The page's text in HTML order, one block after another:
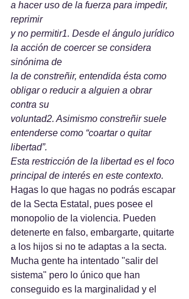
a hacer uso de la fuerza para impedir,
reprimir
y no permitir1. Desde el ángulo jurídico
la acción de coercer se considera
sinónima de
la de constreñir, entendida ésta como
obligar o reducir a alguien a obrar
contra su
voluntad2. Asimismo constreñir suele
entenderse como “coartar o quitar
libertad”.
Esta restricción de la libertad es el foco
principal de interés en este contexto.
Hagas lo que hagas no podrás escapar
de la Secta Estatal, pues posee el
monopolio de la violencia. Pueden
detenerte en falso, embargarte, quitarte
a los hijos si no te adaptas a la secta.
Mucha gente ha intentado "salir del
sistema" pero lo único que han
conseguido es la marginalidad y el